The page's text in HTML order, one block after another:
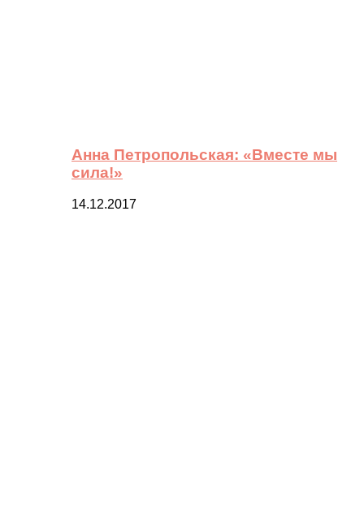
Анна Петропольская: «Вместе мы
сила!»
14.12.2017